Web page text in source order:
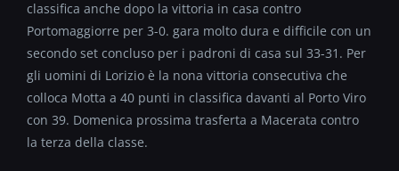
classifica anche dopo la vittoria in casa contro
Portomaggiorre per 3-0. gara molto dura e difficile con un
secondo set concluso per i padroni di casa sul 33-31. Per
gli uomini di Lorizio è la nona vittoria consecutiva che
colloca Motta a 40 punti in classifica davanti al Porto Viro
con 39. Domenica prossima trasferta a Macerata contro
la terza della classe.